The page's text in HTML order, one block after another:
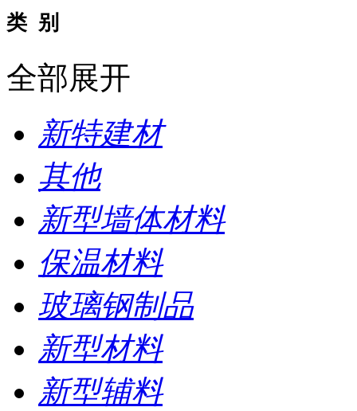
类 别
全部展开
新特建材
其他
新型墙体材料
保温材料
玻璃钢制品
新型材料
新型辅料